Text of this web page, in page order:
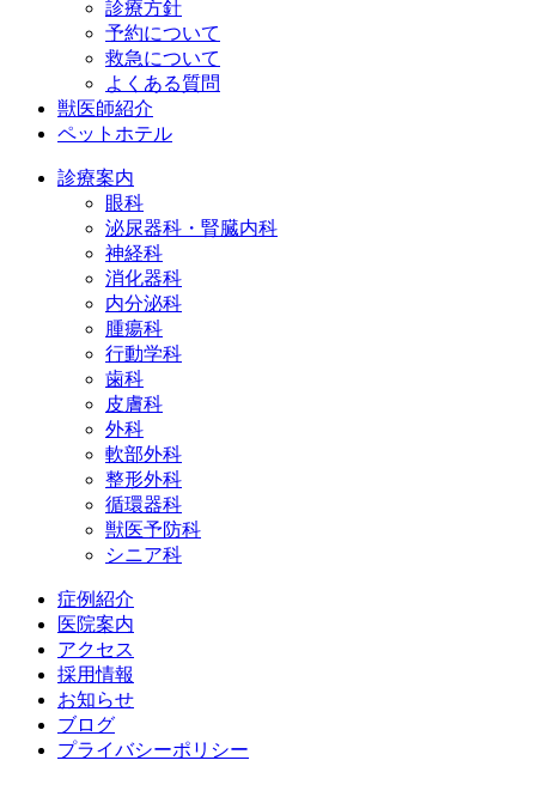
診療方針
予約について
救急について
よくある質問
獣医師紹介
ペットホテル
診療案内
眼科
泌尿器科・腎臓内科
神経科
消化器科
内分泌科
腫瘍科
行動学科
歯科
皮膚科
外科
軟部外科
整形外科
循環器科
獣医予防科
シニア科
症例紹介
医院案内
アクセス
採用情報
お知らせ
ブログ
プライバシーポリシー